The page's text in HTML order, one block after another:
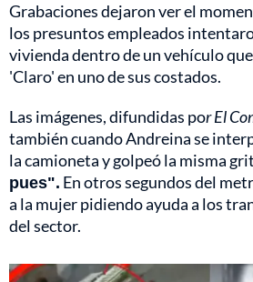
Grabaciones dejaron ver el
los presuntos empleados
vivienda dentro de un vehículo
'Claro' en uno de sus costados.
Las imágenes, difundidas por El
también cuando Andreina se
la camioneta y golpeó la misma
pues". En otros segundos del
a la mujer pidiendo ayuda a los
del sector.